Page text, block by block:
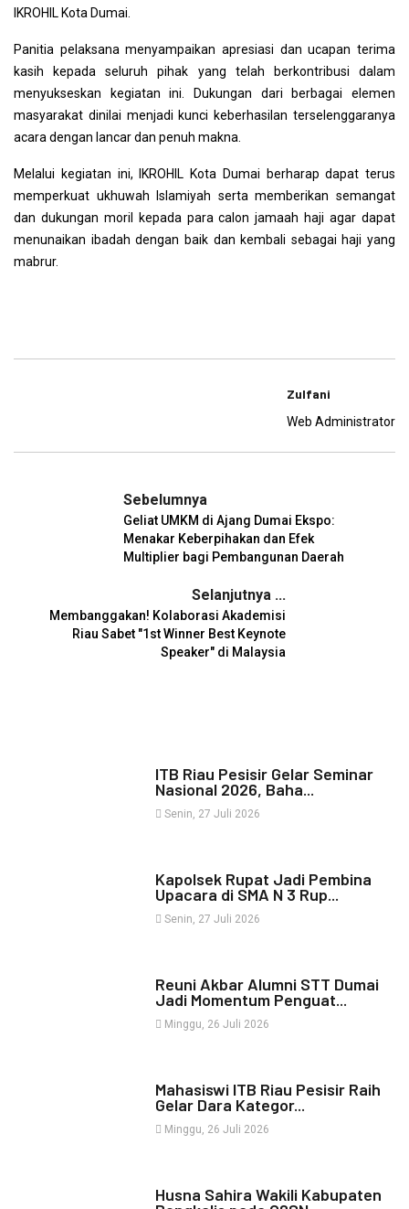
IKROHIL Kota Dumai.
Panitia pelaksana menyampaikan apresiasi dan ucapan terima
kasih kepada seluruh pihak yang telah berkontribusi dalam
menyukseskan kegiatan ini. Dukungan dari berbagai elemen
masyarakat dinilai menjadi kunci keberhasilan terselenggaranya
acara dengan lancar dan penuh makna.
Melalui kegiatan ini, IKROHIL Kota Dumai berharap dapat terus
memperkuat ukhuwah Islamiyah serta memberikan semangat
dan dukungan moril kepada para calon jamaah haji agar dapat
menunaikan ibadah dengan baik dan kembali sebagai haji yang
mabrur.
Zulfani
Web Administrator
Sebelumnya
Geliat UMKM di Ajang Dumai Ekspo:
Menakar Keberpihakan dan Efek
Multiplier bagi Pembangunan Daerah
Selanjutnya ...
Membanggakan! Kolaborasi Akademisi
Riau Sabet "1st Winner Best Keynote
Speaker" di Malaysia
ITB Riau Pesisir Gelar Seminar
Nasional 2026, Baha...
Senin, 27 Juli 2026
Kapolsek Rupat Jadi Pembina
Upacara di SMA N 3 Rup...
Senin, 27 Juli 2026
Reuni Akbar Alumni STT Dumai
Jadi Momentum Penguat...
Minggu, 26 Juli 2026
Mahasiswi ITB Riau Pesisir Raih
Gelar Dara Kategor...
Minggu, 26 Juli 2026
Husna Sahira Wakili Kabupaten